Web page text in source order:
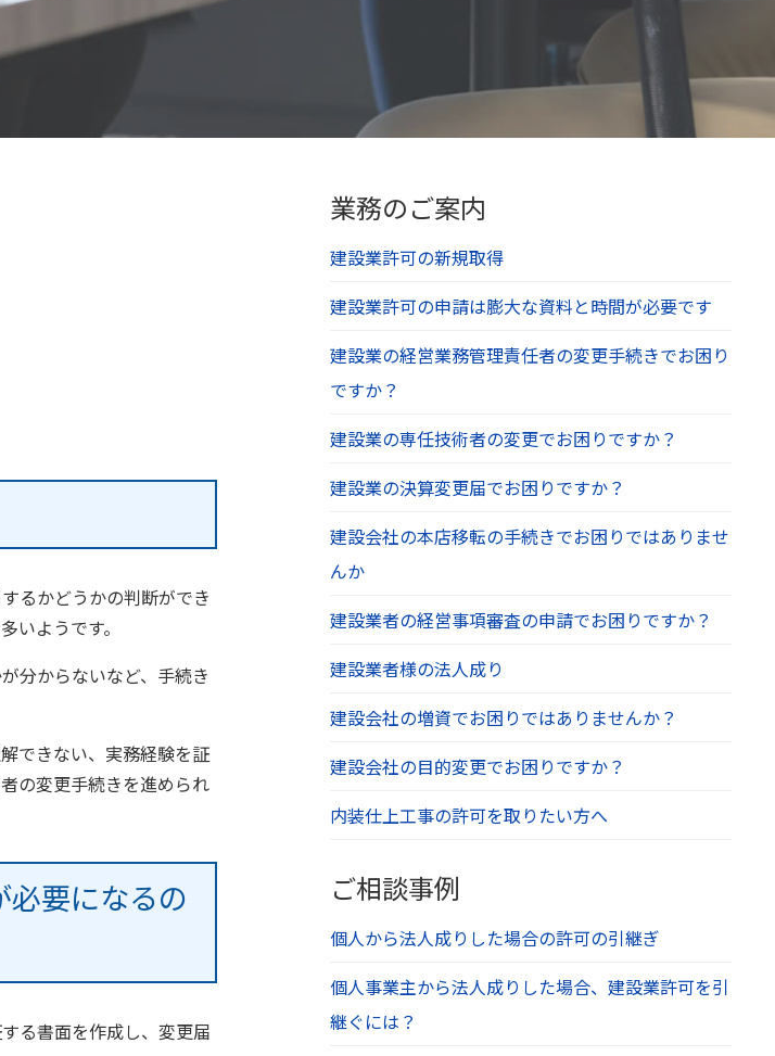
るかどうかの判断ができ
いようです。
分からないなど、手続き
できない、実務経験を証
の変更手続きを進められ
要になるの
る書面を作成し、変更届
業務のご案内
建設業許可の新規取得
建設業許可の申請は膨大な資料と時間が必要です
建設業の経営業務管理責任者の変更手続きでお困り
ですか？
建設業の専任技術者の変更でお困りですか？
建設業の決算変更届でお困りですか？
建設会社の本店移転の手続きでお困りではありませ
んか
建設業者の経営事項審査の申請でお困りですか？
建設業者様の法人成り
建設会社の増資でお困りではありませんか？
建設会社の目的変更でお困りですか？
内装仕上工事の許可を取りたい方へ
ご相談事例
個人から法人成りした場合の許可の引継ぎ
個人事業主から法人成りした場合、建設業許可を引
継ぐには？